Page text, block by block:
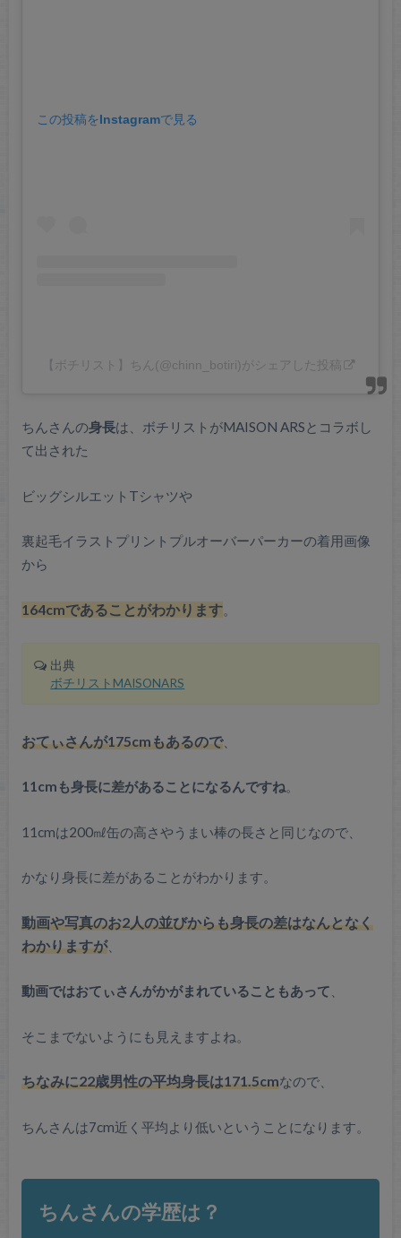
この投稿をInstagramで見る
【ボチリスト】ちん(@chinn_botiri)がシェアした投稿
ちんさんの身長は、ボチリストがMAISON ARSとコラボし
て出された
ビッグシルエットTシャツや
裏起毛イラストプリントプルオーバーパーカーの着用画像
から
164cmであることがわかります。
出典
ボチリストMAISONARS
おてぃさんが175cmもあるので、
11cmも身長に差があることになるんですね。
11cmは200㎖缶の高さやうまい棒の長さと同じなので、
かなり身長に差があることがわかります。
動画や写真のお2人の並びからも身長の差はなんとなく
わかりますが、
動画ではおてぃさんがかがまれていることもあって
そこまでないようにも見えますよね。
ちなみに22歳男性の平均身長は171.5cmなので、
ちんさんは7cm近く平均より低いということになります。
ちんさんの学歴は？